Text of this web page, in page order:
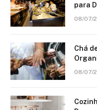
para
08/07/
Chá
08/07/